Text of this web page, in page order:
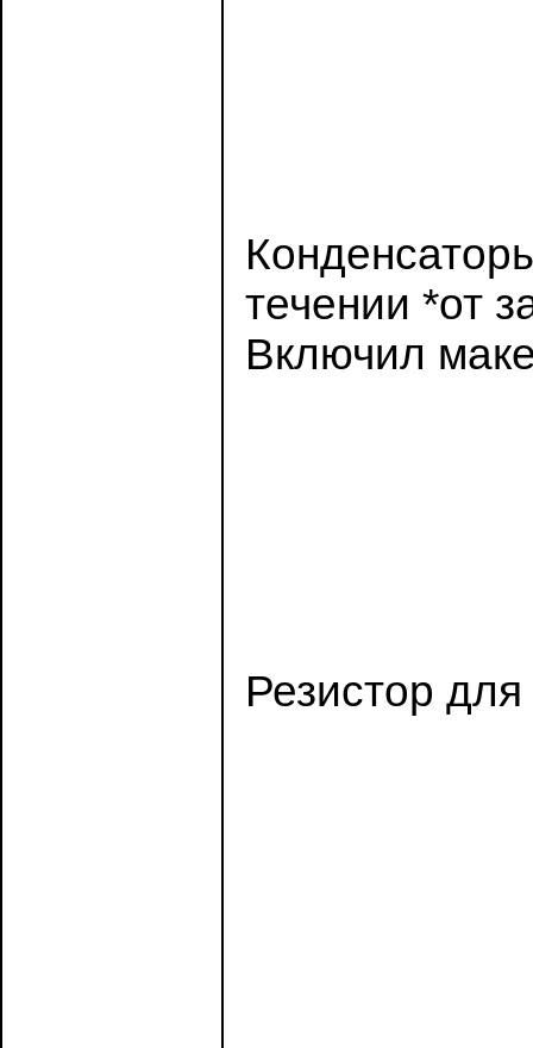
течении *от
Включил
Резистор